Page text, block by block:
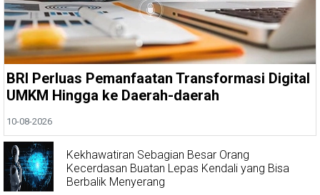
BRI Perluas Pemanfaatan Transformasi Digital
UMKM Hingga ke Daerah-daerah
10-08-2026
Kekhawatiran Sebagian Besar Orang
Kecerdasan Buatan Lepas Kendali yang Bisa
Berbalik Menyerang